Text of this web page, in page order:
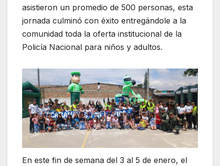
asistieron un promedio de 500 personas, esta
jornada culminó con éxito entregándole a la
comunidad toda la oferta institucional de la
Policía Nacional para niños y adultos.
En este fin de semana del 3 al 5 de enero, el